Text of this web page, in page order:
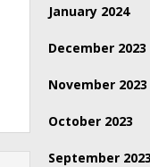
January 2024
December 2023
November 2023
October 2023
September 2023